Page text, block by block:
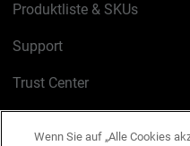
Produktliste & SKUs
Support
Trust Center
Wenn Sie auf „Alle Cookies